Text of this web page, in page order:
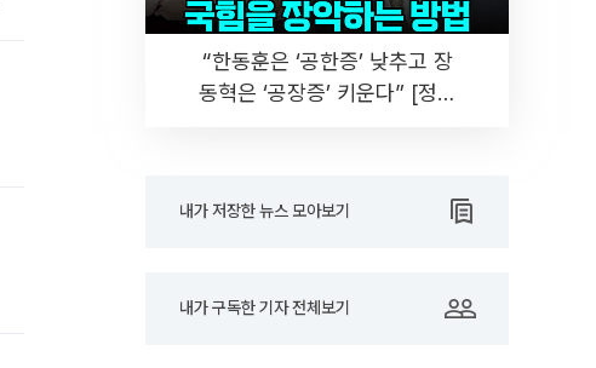
“한동훈은 ‘공한증’ 낮추고 장
동혁은 ‘공장증’ 키운다” [정치
내가 저장한 뉴스 모아보기
내가 구독한 기자 전체보기